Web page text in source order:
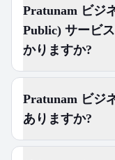
Pratunam ビジ
Public) サービ
かりますか?
Pratunam ビジ
ありますか?